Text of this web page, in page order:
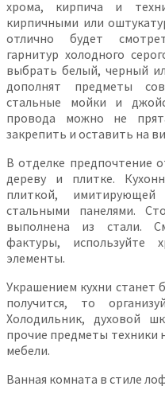
хрома, кирпича и
кирпичными или
отлично будет
гарнитур холодного
выбрать белый, черный
дополнят предметы
стальные мойки и
провода можно не
закрепить и оставить на
В отделке предпочтение
дереву и плитке.
плиткой,
стальными панелями.
выполнена из стали.
фактуры, используйте
элементы.
Украшением кухни станет
получится, то
Холодильник, духовой
прочие предметы техники
мебели.
Ванная комната в стиле